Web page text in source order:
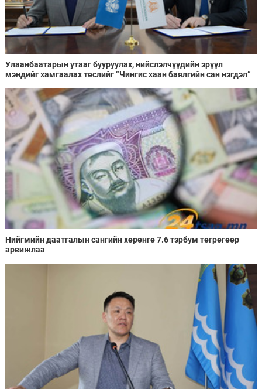
Улаанбаатарын утааг бууруулах, нийслэлчүүдийн эрүүл
мэндийг хамгаалах төслийг “Чингис хаан баялгийн сан нэгдэл”
Нийгмийн даатгалын сангийн хөрөнгө 7.6 тэрбум төгрөгөөр
арвижлаа